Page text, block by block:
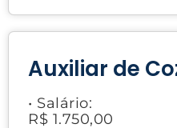
Auxiliar de
• Salário:
R$ 1.750,00